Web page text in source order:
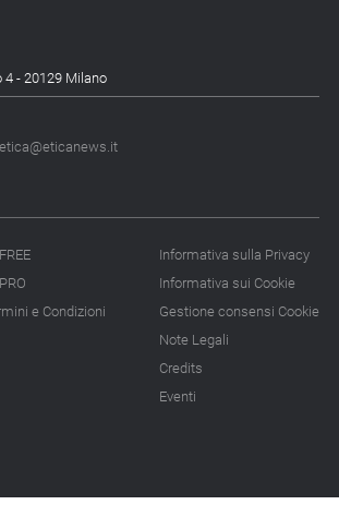
14.07.26 - 11:00
Tornano le Settimane
appuntamenti
14.07.26 - 10:00
Mcc colloca social bond
bancarie
4 - 20129 Milano
e Condizioni
Informativa sulla Privacy
Informativa sui Cookie
Gestione consensi Cookie
Note Legali
Credits
Eventi